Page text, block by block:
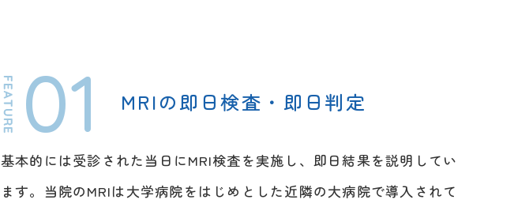
MRIの即日検査・即日判定
01
基本的には受診された当日にMRI検査を実施し、即日結果を説明してい
ます。当院のMRIは大学病院をはじめとした近隣の大病院で導入されて